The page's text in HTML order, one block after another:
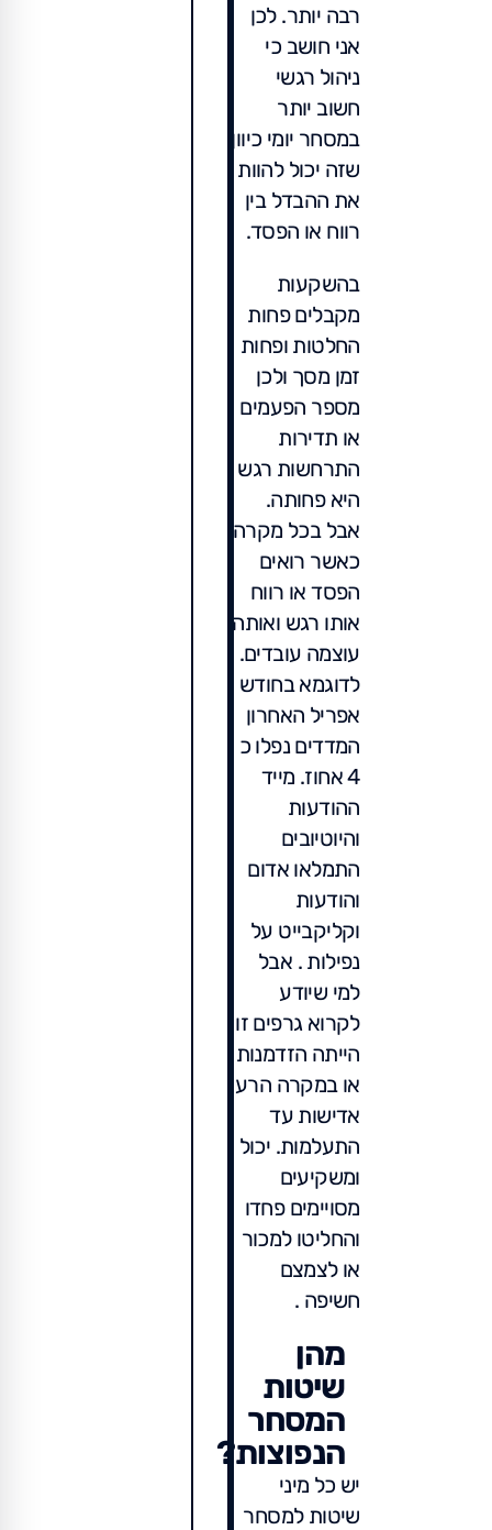
רבה יותר. לכן
אני חושב כי
ניהול רגשי
חשוב יותר
במסחר יומי כיוון
שזה יכול להוות
את ההבדל בין
רווח או הפסד.
בהשקעות
מקבלים פחות
החלטות ופחות
זמן מסך ולכן
מספר הפעמים
או תדירות
התרחשות רגש
היא פחותה.
אבל בכל מקרה
כאשר רואים
הפסד או רווח
אותו רגש ואותה
עוצמה עובדים.
לדוגמא בחודש
אפריל האחרון
המדדים נפלו כ
4 אחוז. מייד
ההודעות
והיוטיובים
התמלאו אדום
והודעות
וקליקבייט על
נפילות . אבל
למי שיודע
לקרוא גרפים זו
הייתה הזדמנות
או במקרה הרע
אדישות עד
התעלמות. יכול
ומשקיעים
מסויימים פחדו
והחליטו למכור
או לצמצם
חשיפה .
מהן
שיטות
המסחר
הנפוצות?
יש כל מיני
שיטות למסחר